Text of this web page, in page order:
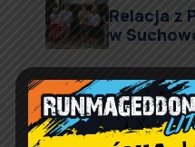
Relacja z
w